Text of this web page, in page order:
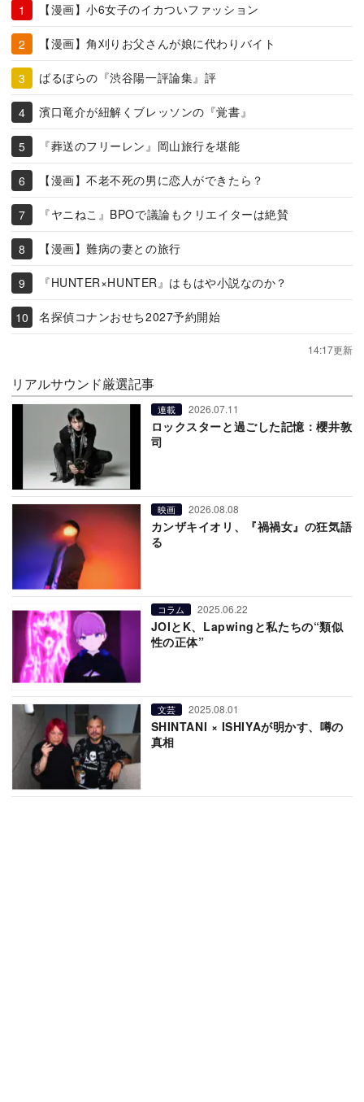
【漫画】小6女子のイカついファッション
【漫画】角刈りお父さんが娘に代わりバイト
ばるぼらの『渋谷陽一評論集』評
濱口竜介が紐解くブレッソンの『覚書』
『葬送のフリーレン』岡山旅行を堪能
【漫画】不老不死の男に恋人ができたら？
『ヤニねこ』BPOで議論もクリエイターは絶賛
【漫画】難病の妻との旅行
『HUNTER×HUNTER』はもはや小説なのか？
名探偵コナンおせち2027予約開始
14:17更新
リアルサウンド厳選記事
連載 2026.07.11
ロックスターと過ごした記憶：櫻井敦
司
映画 2026.08.08
カンザキイオリ、『禍禍女』の狂気語
る
コラム 2025.06.22
JOIとK、Lapwingと私たちの“類似
性の正体”
文芸 2025.08.01
SHINTANI × ISHIYAが明かす、噂の
真相